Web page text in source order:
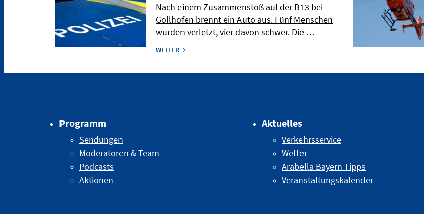
Nach einem Zusammenstoß auf der B13 bei
Gollhofen brennt ein Auto aus. Fünf Menschen
wurden verletzt, vier davon schwer. Die …
WEITER
Programm
Sendungen
Moderatoren & Team
Podcasts
Aktionen
Aktuelles
Verkehrsservice
Wetter
Arabella Bayern Tipps
Veranstaltungskalender